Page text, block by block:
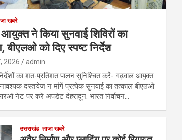
खबरें
ने किया सुनवाई शिविरों का
बीएलओ को दिए स्पष्ट निर्देश
2026 admin
का शत-प्रतिशत पालन सुनिश्चित करें- गढ़वाल आयुक्त
दस्तावेज न मांगें प्रत्येक सुनवाई का तत्काल बीएलओ
नेट पर करें अपडेट देहरादून: भारत निर्वाचन…
उत्तराखंड ताजा खबरें